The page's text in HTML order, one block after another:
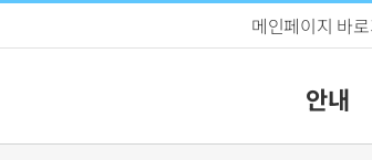
메인페이지 바
안내